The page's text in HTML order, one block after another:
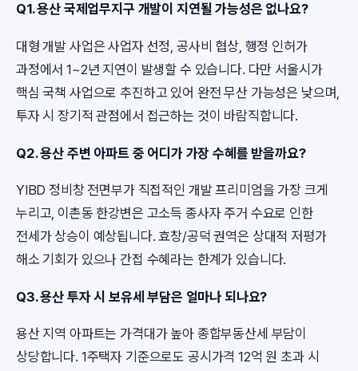
Q1. 용산 국제업무지구 개발이 지연될 가능성은 없나요?
대형 개발 사업은 사업자 선정, 공사비 협상, 행정 인허가
과정에서 1~2년 지연이 발생할 수 있습니다. 다만 서울시가
핵심 국책 사업으로 추진하고 있어 완전 무산 가능성은 낮으며,
투자 시 장기적 관점에서 접근하는 것이 바람직합니다.
Q2. 용산 주변 아파트 중 어디가 가장 수혜를 받을까요?
YIBD 정비창 전면부가 직접적인 개발 프리미엄을 가장 크게
누리고, 이촌동 한강변은 고소득 종사자 주거 수요로 인한
전세가 상승이 예상됩니다. 효창/공덕 권역은 상대적 저평가
해소 기회가 있으나 간접 수혜라는 한계가 있습니다.
Q3. 용산 투자 시 보유세 부담은 얼마나 되나요?
용산 지역 아파트는 가격대가 높아 종합부동산세 부담이
상당합니다. 1주택자 기준으로도 공시가격 12억 원 초과 시